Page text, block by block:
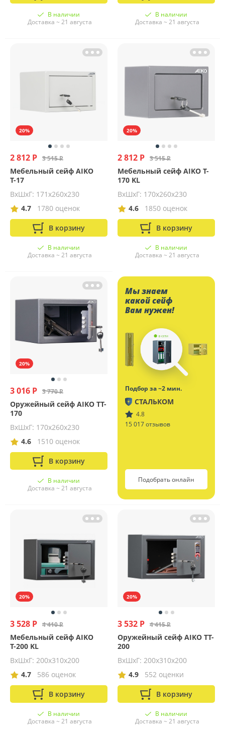
В наличии
Доставка ~ 21 августа
В наличии
Доставка ~ 21 августа
20%
2 812 Р 3 515 Р
Мебельный сейф AIKO
Т-17
ВхШхГ: 171х260х230
4.7
1780 оценок
В корзину
В наличии
Доставка ~ 21 августа
20%
2 812 Р 3 515 Р
Мебельный сейф AIKO T-
170 KL
ВхШхГ: 170х260х230
4.6
1850 оценок
В корзину
В наличии
Доставка ~ 21 августа
20%
3 016 Р 3 770 Р
Оружейный сейф AIKO TT-
170
ВхШхГ: 170х260х230
4.6
1510 оценок
В корзину
В наличии
Доставка ~ 21 августа
Мы знаем
какой сейф
Вам нужен!
Подбор за ~2 мин.
СТАЛЬКОМ
4.8
15 017 отзывов
Подобрать онлайн
20%
3 528 Р 4 410 Р
Мебельный сейф AIKO
Т-200 KL
ВхШхГ: 200х310х200
4.7
586 оценок
В корзину
В наличии
Доставка ~ 21 августа
20%
3 532 Р 4 415 Р
Оружейный сейф AIKO TT-
200
ВхШхГ: 200х310х200
4.9
552 оценки
В корзину
В наличии
Доставка ~ 21 августа